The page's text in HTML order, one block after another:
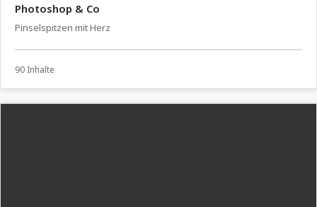
Photoshop & Co
Pinselspitzen mit Herz
90 Inhalte